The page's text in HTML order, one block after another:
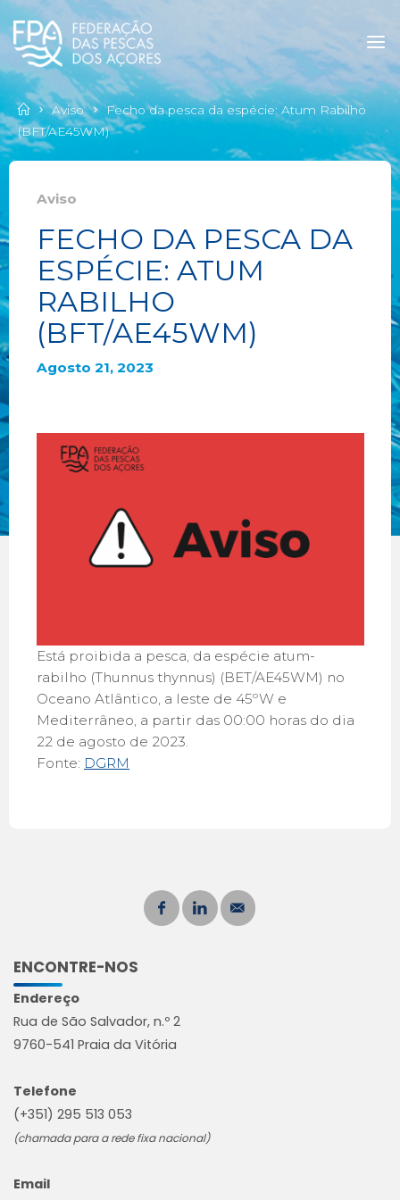
Aviso
Fecho da pesca da espécie: Atum Rabilho
(BFT/AE45WM)
Aviso
FECHO DA PESCA DA
ESPÉCIE: ATUM
RABILHO
(BFT/AE45WM)
Agosto 21, 2023
Está proibida a pesca, da espécie atum-
rabilho (Thunnus thynnus) (BET/AE45WM) no
Oceano Atlântico, a leste de 45ºW e
Mediterrâneo, a partir das 00:00 horas do dia
22 de agosto de 2023.
Fonte: DGRM
ENCONTRE-NOS
Endereço
Rua de São Salvador, n.º 2
9760-541 Praia da Vitória
Telefone
(+351) 295 513 053
(chamada para a rede fixa nacional)
Email